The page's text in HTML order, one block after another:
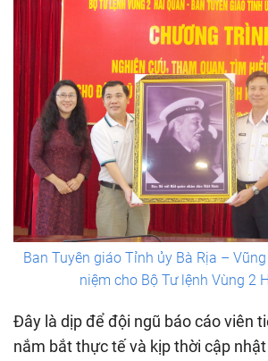
Ban Tuyên giáo Tỉnh ủy Bà Rịa –
niệm cho Bộ Tư lệnh Vùng 2
Đây là dịp để đội ngũ báo cáo viên
nắm bắt thực tế và kịp thời cập